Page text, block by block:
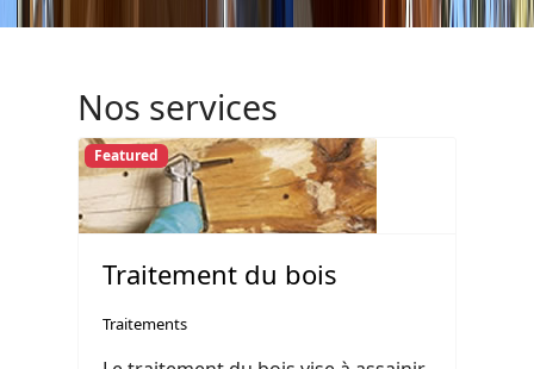
Nos services
Featured
Traitement du bois
Traitements